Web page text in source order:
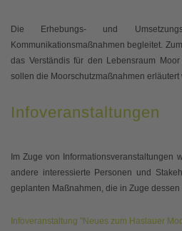
Die Erhebungs- und
Kommunikationsmaßnahmen begleitet.
das Verständis für den Lebensraum
sollen die Moorschutzmaßnahmen erläutert
Infoveranstaltungen
Im Zuge von Informationsveranstaltungen
andere interessierte Personen und
geplanten Maßnahmen, die in Zuge
Infoveranstaltung "Neues zum Haslauer